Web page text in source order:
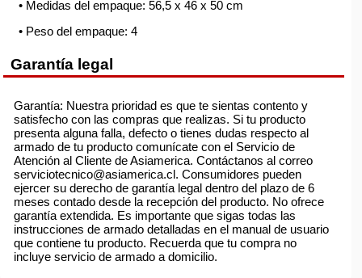
• Medidas del empaque: 56,5 x 46 x 50 cm
• Peso del empaque: 4
Garantía legal
Garantía: Nuestra prioridad es que te sientas contento y
satisfecho con las compras que realizas. Si tu producto
presenta alguna falla, defecto o tienes dudas respecto al
armado de tu producto comunícate con el Servicio de
Atención al Cliente de Asiamerica. Contáctanos al correo
serviciotecnico@asiamerica.cl. Consumidores pueden
ejercer su derecho de garantía legal dentro del plazo de 6
meses contado desde la recepción del producto. No ofrece
garantía extendida. Es importante que sigas todas las
instrucciones de armado detalladas en el manual de usuario
que contiene tu producto. Recuerda que tu compra no
incluye servicio de armado a domicilio.